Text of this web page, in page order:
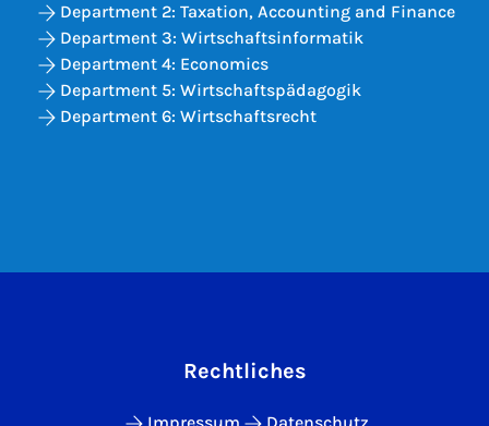
Department 2: Taxation, Accounting and Finance
Department 3: Wirtschaftsinformatik
Department 4: Economics
Department 5: Wirtschaftspädagogik
Department 6: Wirtschaftsrecht
Rechtliches